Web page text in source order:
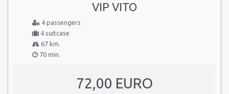
VIP VITO
4 passengers
4 suitcase
67 km.
70 min.
72,00 EURO